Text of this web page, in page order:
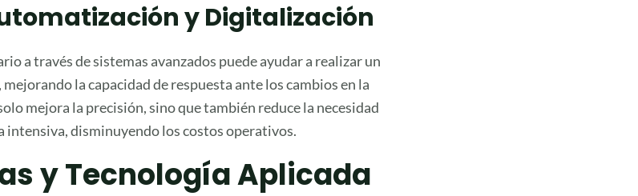
y Digitalización
a través de sistemas avanzados puede ayudar a realizar un
la capacidad de respuesta ante los cambios en la
mejora la precisión, sino que también reduce la necesidad
intensiva, disminuyendo los costos operativos.
y Tecnología Aplicada